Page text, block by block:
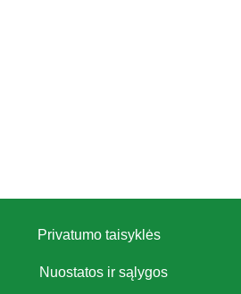
Privatumo taisyklės
Nuostatos ir sąlygos